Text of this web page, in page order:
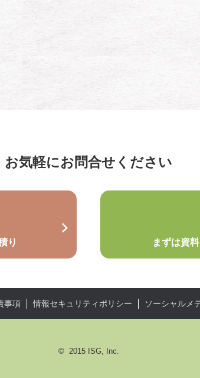
お気軽にお問合せください
り まずは資
事項 情報セキュリティポリシー ソーシャルメ
© 2015 ISG, Inc.